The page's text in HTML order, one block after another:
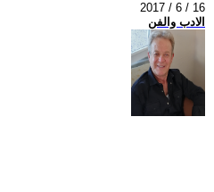
2017 / 6 / 16
الادب والفن